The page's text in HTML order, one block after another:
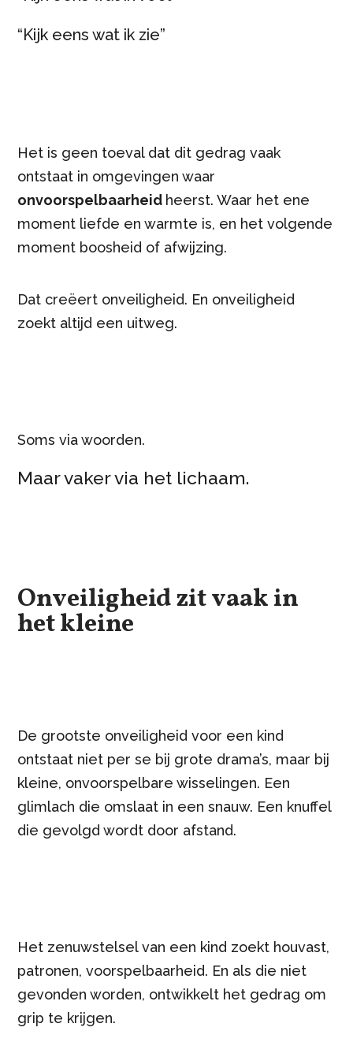
“Kijk eens wat ik zie”
Het is geen toeval dat dit gedrag vaak
ontstaat in omgevingen waar
onvoorspelbaarheid heerst. Waar het ene
moment liefde en warmte is, en het volgende
moment boosheid of afwijzing.
Dat creëert onveiligheid. En onveiligheid
zoekt altijd een uitweg.
Soms via woorden.
Maar vaker via het lichaam.
Onveiligheid zit vaak in
het kleine
De grootste onveiligheid voor een kind
ontstaat niet per se bij grote drama’s, maar bij
kleine, onvoorspelbare wisselingen. Een
glimlach die omslaat in een snauw. Een knuffel
die gevolgd wordt door afstand.
Het zenuwstelsel van een kind zoekt houvast,
patronen, voorspelbaarheid. En als die niet
gevonden worden, ontwikkelt het gedrag om
grip te krijgen.